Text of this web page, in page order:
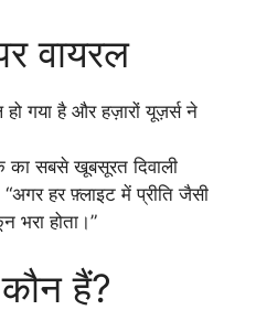
वायरल
हो गया है और हज़ारों यूज़र्स ने
सबसे खूबसूरत दिवाली
हर फ़्लाइट में प्रीति जैसी
भरा होता।”
हैं?